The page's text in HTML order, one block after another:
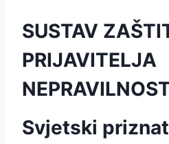
SUSTAV
PRIJAVITELJA
Svjetski